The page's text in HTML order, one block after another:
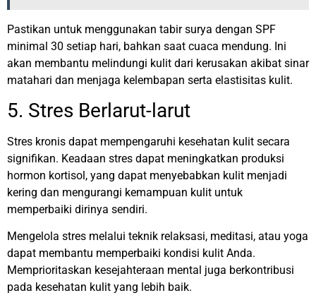
Pastikan untuk menggunakan tabir surya dengan SPF
minimal 30 setiap hari, bahkan saat cuaca mendung. Ini
akan membantu melindungi kulit dari kerusakan akibat sinar
matahari dan menjaga kelembapan serta elastisitas kulit.
5. Stres Berlarut-larut
Stres kronis dapat mempengaruhi kesehatan kulit secara
signifikan. Keadaan stres dapat meningkatkan produksi
hormon kortisol, yang dapat menyebabkan kulit menjadi
kering dan mengurangi kemampuan kulit untuk
memperbaiki dirinya sendiri.
Mengelola stres melalui teknik relaksasi, meditasi, atau yoga
dapat membantu memperbaiki kondisi kulit Anda.
Memprioritaskan kesejahteraan mental juga berkontribusi
pada kesehatan kulit yang lebih baik.